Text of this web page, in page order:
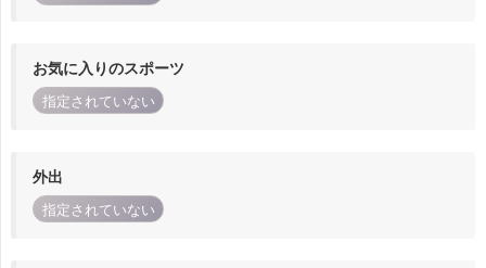
お気に入りのスポーツ
指定されていない
外出
指定されていない